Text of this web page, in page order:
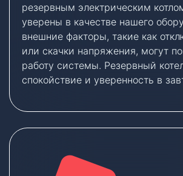
резервным электрическим
уверены в качестве нашего
внешние факторы, такие как
или скачки напряжения, могут
работу системы. Резервный
спокойствие и уверенность в